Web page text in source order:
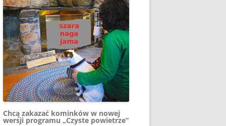
WSPÓŁPRACY
Z SIECIĄ
FOTOWOLTAICE –
TKWI
ROZLICZENIA
– JAK ŻYĆ?
Chcą zakazać kominków w nowej
wersji programu „Czyste powietrze”